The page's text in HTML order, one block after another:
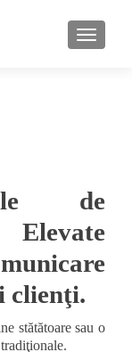
de
Elevate
clienţi.
stătătoare sau o